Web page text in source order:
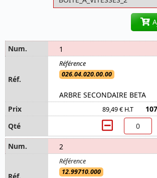
1
026.04.020.00.00
ARBRE SECONDAIRE BETA
89,49 € H.T
2
12.99710.000